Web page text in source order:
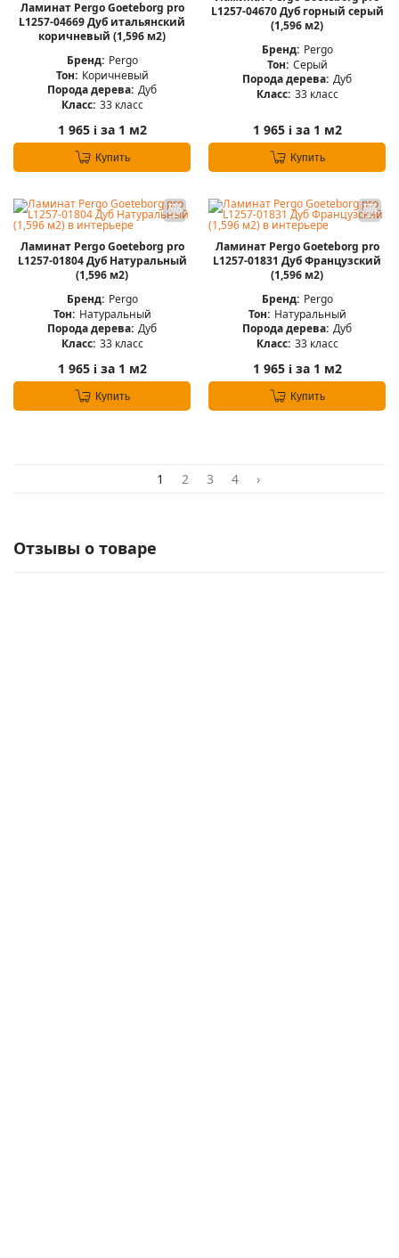
Ламинат Pergo Goeteborg pro
L1257-04669 Дуб итальянский
коричневый (1,596 м2)
Бренд: Pergo
Тон: Коричневый
Порода дерева: Дуб
Класс: 33 класс
1 965 iза 1 м2
Купить
L1257-04670 Дуб горный серый
(1,596 м2)
Бренд: Pergo
Тон: Серый
Порода дерева: Дуб
Класс: 33 класс
1 965 iза 1 м2
Купить
Ламинат Pergo Goeteborg pro
L1257-01804 Дуб Натуральный
(1,596 м2)
Бренд: Pergo
Тон: Натуральный
Порода дерева: Дуб
Класс: 33 класс
1 965 iза 1 м2
Купить
Ламинат Pergo Goeteborg pro
L1257-01831 Дуб Французский
(1,596 м2)
Бренд: Pergo
Тон: Натуральный
Порода дерева: Дуб
Класс: 33 класс
1 965 iза 1 м2
Купить
1 2 3 4 ›
Отзывы о товаре